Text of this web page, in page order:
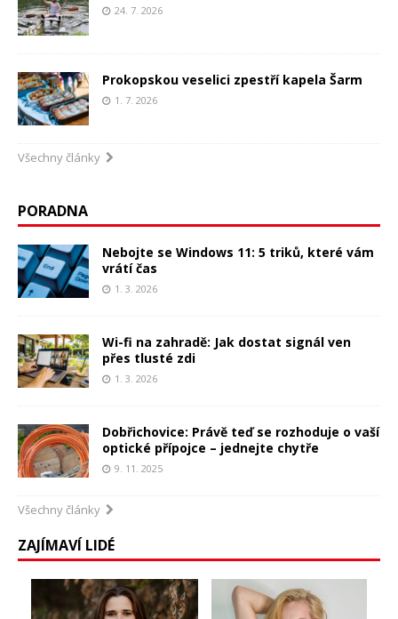
24. 7. 2026
Prokopskou veselici zpestří kapela Šarm
1. 7. 2026
Všechny články
PORADNA
Nebojte se Windows 11: 5 triků, které vám
vrátí čas
1. 3. 2026
Wi-fi na zahradě: Jak dostat signál ven
přes tlusté zdi
1. 3. 2026
Dobřichovice: Právě teď se rozhoduje o vaší
optické přípojce – jednejte chytře
9. 11. 2025
Všechny články
ZAJÍMAVÍ LIDÉ